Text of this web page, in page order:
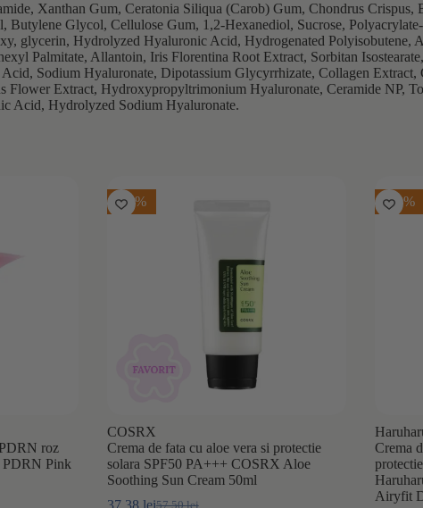
Xanthan Gum, Ceratonia Siliqua (Carob) Gum, Chondrus Crispus,
Glycol, Cellulose Gum, 1,2-Hexanediol, Sucrose,
glycerin, Hydrolyzed Hyaluronic Acid, Hydrogenated Polyisobutene,
Palmitate, Allantoin, Iris Florentina Root Extract, Sorbitan
Sodium Hyaluronate, Dipotassium Glycyrrhizate, Collagen
Flower Extract, Hydroxypropyltrimonium Hyaluronate, Ceramide NP,
Acid, Hydrolyzed Sodium Hyaluronate.
roz
PDRN Pink
-35%
COSRX
Crema de fata cu aloe vera si protectie
solara SPF50 PA+++ COSRX Aloe
Soothing Sun Cream 50ml
57,50lei
-20%
Crema
Airyfit